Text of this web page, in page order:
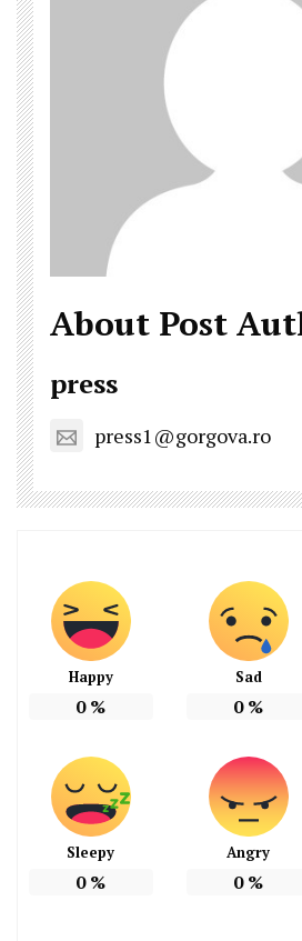
About Post
press
press1@gorgova.ro
Happy
0%
Sad
0%
Sleepy
0%
Angry
0%